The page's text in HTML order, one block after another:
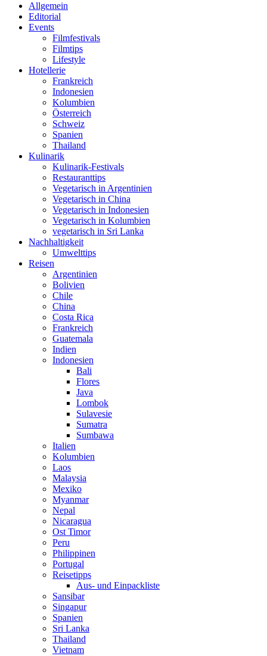
Allgemein
Editorial
Events
Filmfestivals
Filmtips
Lifestyle
Hotellerie
Frankreich
Indonesien
Kolumbien
Österreich
Schweiz
Spanien
Thailand
Kulinarik
Kulinarik-Festivals
Restauranttips
Vegetarisch in Argentinien
Vegetarisch in China
Vegetarisch in Indonesien
Vegetarisch in Kolumbien
vegetarisch in Sri Lanka
Nachhaltigkeit
Umwelttips
Reisen
Argentinien
Bolivien
Chile
China
Costa Rica
Frankreich
Guatemala
Indien
Indonesien
Bali
Flores
Java
Lombok
Sulavesie
Sumatra
Sumbawa
Italien
Kolumbien
Laos
Malaysia
Mexiko
Myanmar
Nepal
Nicaragua
Ost Timor
Peru
Philippinen
Portugal
Reisetipps
Aus- und Einpackliste
Sansibar
Singapur
Spanien
Sri Lanka
Thailand
Vietnam